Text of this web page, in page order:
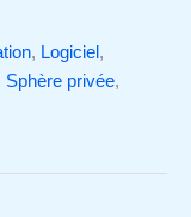
, Logiciel ,
Sphère privée,